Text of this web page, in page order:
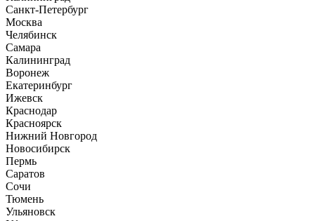
Санкт-Петербург
Москва
Челябинск
Самара
Калининград
Воронеж
Екатеринбург
Ижевск
Краснодар
Красноярск
Нижний Новгород
Новосибирск
Пермь
Саратов
Сочи
Тюмень
Ульяновск